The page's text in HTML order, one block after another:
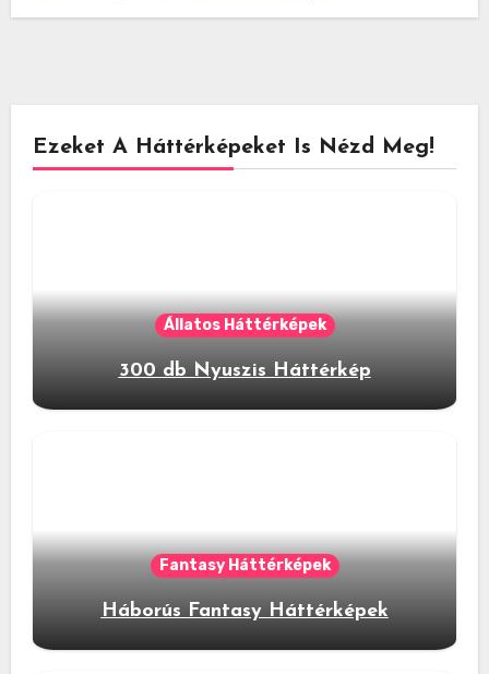
Ezeket A Háttérképeket Is Nézd Meg!
Állatos Háttérképek
300 db Nyuszis Háttérkép
Fantasy Háttérképek
Háborús Fantasy Háttérképek